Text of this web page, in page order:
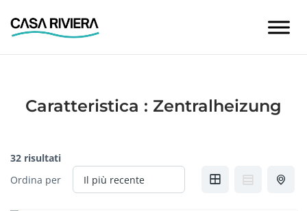
Caratteristica : Zentralheizung
32 risultati
Ordina per